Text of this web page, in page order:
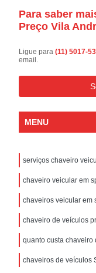
Para saber
Preço Vila
Ligue para(11) 5017-
email.
MENU
serviços chaveiro
chaveiro veicular em
chaveiros veicular em
chaveiro de veículos
quanto custa chaveiro
chaveiros de veículos